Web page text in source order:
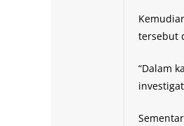
tersebut
“Dalam